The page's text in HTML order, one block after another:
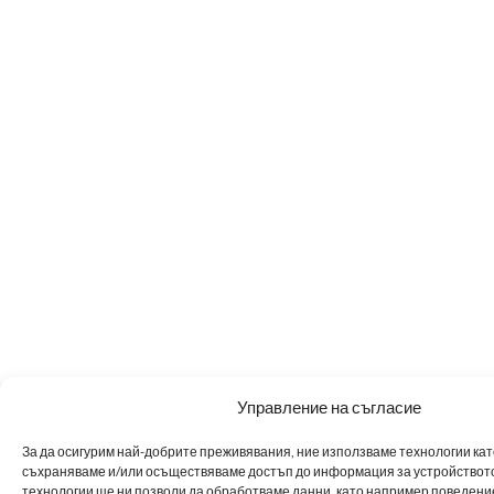
Управление на съгласие
За да осигурим най-добрите преживявания, ние използваме технологии
съхраняваме и/или осъществяваме достъп до информация за